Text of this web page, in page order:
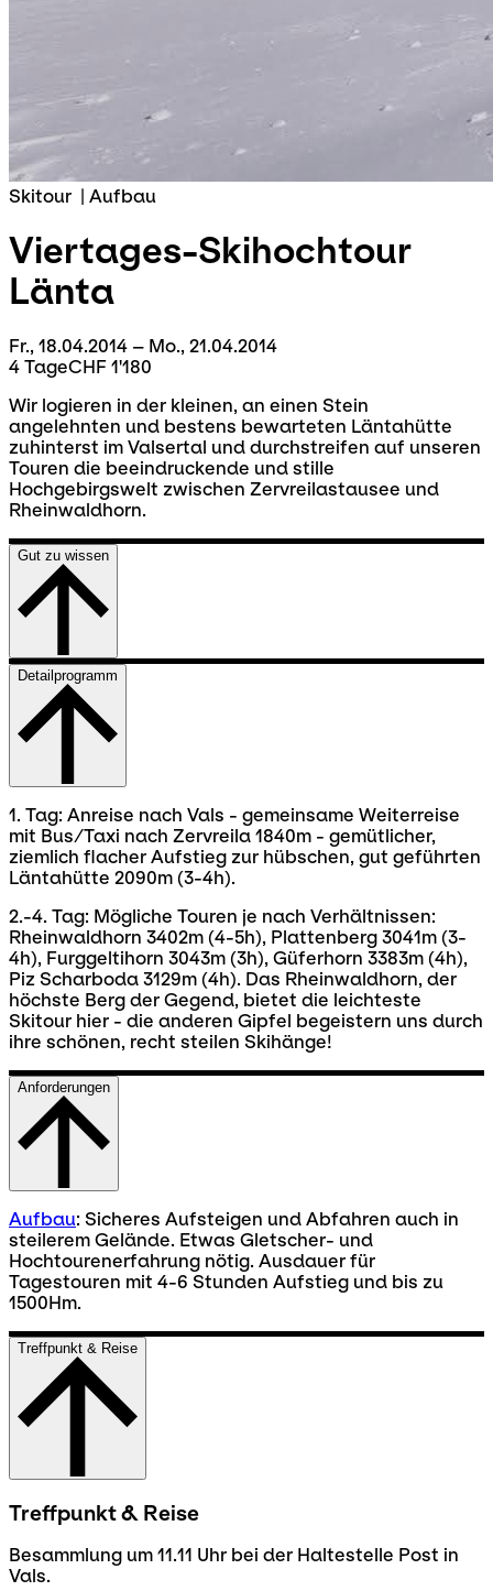
Skitour | Aufbau
Viertages-Skihochtour
Länta
Fr., 18.04.2014 – Mo., 21.04.2014
4 TageCHF 1'180
Wir logieren in der kleinen, an einen Stein
angelehnten und bestens bewarteten Läntahütte
zuhinterst im Valsertal und durchstreifen auf unseren
Touren die beeindruckende und stille
Hochgebirgswelt zwischen Zervreilastausee und
Rheinwaldhorn.
Gut zu wissen
Detailprogramm
1. Tag: Anreise nach Vals - gemeinsame Weiterreise
mit Bus/Taxi nach Zervreila 1840m - gemütlicher,
ziemlich flacher Aufstieg zur hübschen, gut geführten
Läntahütte 2090m (3-4h).
2.-4. Tag: Mögliche Touren je nach Verhältnissen:
Rheinwaldhorn 3402m (4-5h), Plattenberg 3041m (3-
4h), Furggeltihorn 3043m (3h), Güferhorn 3383m (4h),
Piz Scharboda 3129m (4h). Das Rheinwaldhorn, der
höchste Berg der Gegend, bietet die leichteste
Skitour hier - die anderen Gipfel begeistern uns durch
ihre schönen, recht steilen Skihänge!
Anforderungen
Aufbau: Sicheres Aufsteigen und Abfahren auch in
steilerem Gelände. Etwas Gletscher- und
Hochtourenerfahrung nötig. Ausdauer für
Tagestouren mit 4-6 Stunden Aufstieg und bis zu
1500Hm.
Treffpunkt & Reise
Treffpunkt & Reise
Besammlung um 11.11 Uhr bei der Haltestelle Post in
Vals.